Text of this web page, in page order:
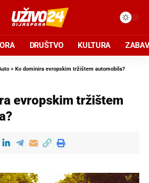
DRUŠTVO KULTURA
> Ko dominira evropskim tržištem automobila?
evropskim tržištem